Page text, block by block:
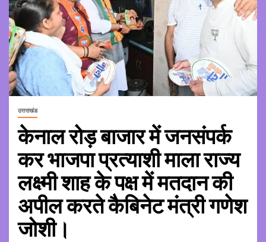
उत्तराखंड
केनाल रोड़ बाजार में जनसंपर्क
कर भाजपा प्रत्याशी माला राज्य
लक्ष्मी शाह के पक्ष में मतदान की
अपील करते कैबिनेट मंत्री गणेश
जोशी।